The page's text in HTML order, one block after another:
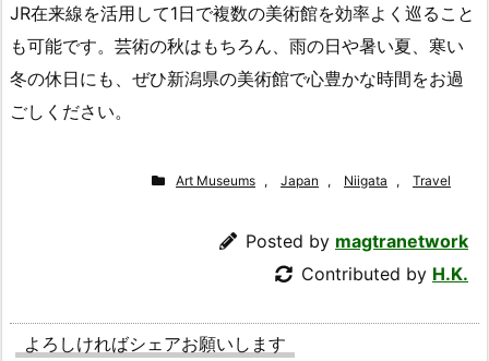
JR在来線を活用して1日で複数の美術館を効率よく巡ること
も可能です。芸術の秋はもちろん、雨の日や暑い夏、寒い
冬の休日にも、ぜひ新潟県の美術館で心豊かな時間をお過
ごしください。
Art Museums , Japan , Niigata , Travel
Posted by magtranetwork
Contributed by H.K.
よろしければシェアお願いします